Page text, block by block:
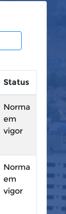
Status
Norma
em
vigor
Norma
em
vigor